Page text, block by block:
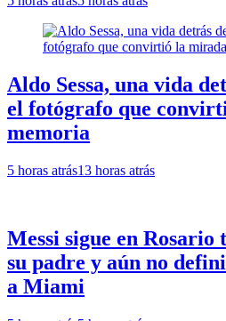
Aldo Sessa, una vida
el fotógrafo que
memoria
5 horas atrás13 horas atrás
Messi sigue en Rosario
su padre y aún no
a Miami